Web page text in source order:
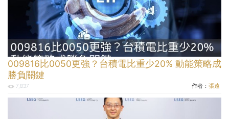
009816比0050更強？台積電比重少20% 動能策略成
勝負關鍵
7,837 作者： 張遠